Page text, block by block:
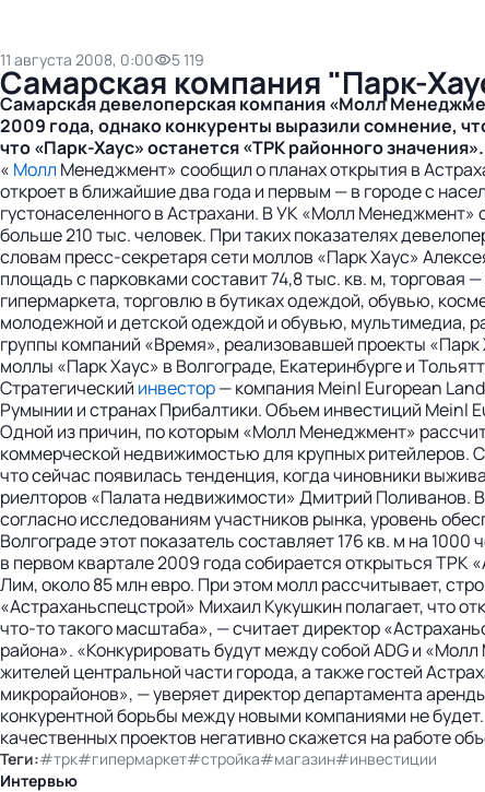
11 августа 2008, 0:00 5 119
Самарская компания "Парк-
Самарская девелоперская компания «Молл
2009 года, однако конкуренты выразили сомнение,
что «Парк-Хаус» останется «ТРК районного значения».
« МоллМенеджмент» сообщил о планах открытия в
откроет в ближайшие два года и первым — в городе с
густонаселенного в Астрахани. В УК «Молл Менеджмент»
больше 210 тыс. человек. При таких показателях
словам пресс-секретаря сети моллов «Парк Хаус»
площадь с парковками составит 74,8 тыс. кв. м,
гипермаркета, торговлю в бутиках одеждой, обувью,
молодежной и детской одеждой и обувью, мультимедиа,
группы компаний «Время», реализовавшей проекты
моллы «Парк Хаус» в Волгограде, Екатеринбурге и
Стратегический инвестор— компания Meinl European
Румынии и странах Прибалтики. Объем инвестиций Meinl
Одной из причин, по которым «Молл Менеджмент»
коммерческой недвижимостью для крупных ритейлеров.
что сейчас появилась тенденция, когда чиновники
риелторов «Палата недвижимости» Дмитрий Поливанов.
согласно исследованиям участников рынка, уровень
Волгограде этот показатель составляет 176 кв. м на
в первом квартале 2009 года собирается открыться ТРК
Лим, около 85 млн евро. При этом молл рассчитывает,
«Астраханьспецстрой» Михаил Кукушкин полагает, что
что-то такого масштаба», — считает директор
района». «Конкурировать будут между собой ADG и
жителей центральной части города, а также гостей
микрорайонов», — уверяет директор департамента
конкурентной борьбы между новыми компаниями не
качественных проектов негативно скажется на работе
Теги:#трк#гипермаркет#стройка#магазин#инвестиции
Интервью